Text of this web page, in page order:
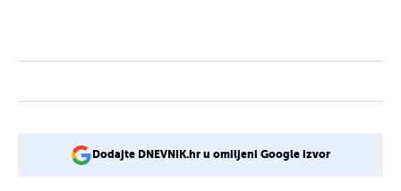
Dodajte DNEVNIK.hr u omiljeni Google izvor